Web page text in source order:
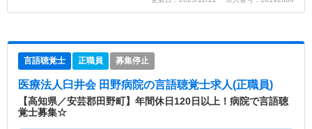
言語聴覚士 正職員 募集停止
医療法人臼井会 田野病院の言語聴覚士求人(正職員)
【高知県／安芸郡田野町】年間休日120日以上！病院で言語聴
覚士募集☆